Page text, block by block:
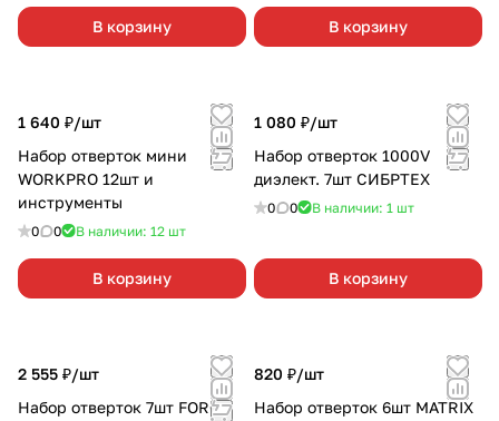
В корзину В корзину
1 640 ₽/шт
Набор отверток мини
WORKPRO 12шт и
инструменты
0 0 В наличии: 12 шт
В корзину
1 080 ₽/шт
Набор отверток 1000V
диэлект. 7шт СИБРТЕХ
0 0 В наличии: 1 шт
В корзину
2 555 ₽/шт
Набор отверток 7шт FORCE
820 ₽/шт
Набор отверток 6шт MATRIX